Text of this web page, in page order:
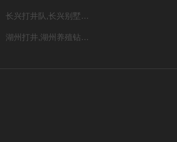
长兴打井队,长兴别墅打水井,本地专业钻井队
湖州打井,湖州养殖钻岩石井 别墅用水井